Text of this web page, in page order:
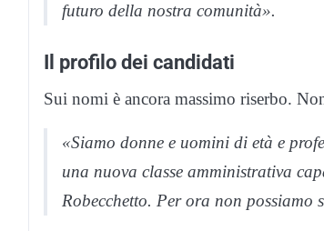
futuro della nostra comunità».
Il profilo dei candidati
Sui nomi è ancora massimo riserbo.
«Siamo donne e uomini di età e
una nuova classe amministrativa
Robecchetto. Per ora non